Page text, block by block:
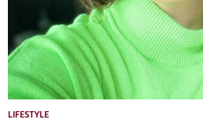
LIFESTYLE